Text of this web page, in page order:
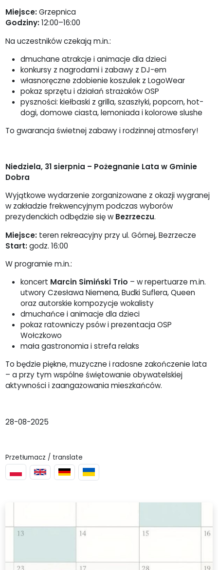
Miejsce:Grzepnica
Godziny:12:00–16:00
Na uczestników czekają m.in.:
dmuchane atrakcje i animacje dla dzieci
konkursy z nagrodami i zabawy z DJ-em
własnoręczne zdobienie koszulek z LogoWear
pokaz sprzętu i działań strażaków OSP
pyszności: kiełbaski z grilla, szaszłyki, popcorn, hot-
dogi, domowe ciasta, lemoniada i kolorowe slushe
To gwarancja świetnej zabawy i rodzinnej atmosfery!
Niedziela, 31 sierpnia – Pożegnanie Lata w Gminie
Dobra
Wyjątkowe wydarzenie zorganizowane z okazji wygranej
w zakładzie frekwencyjnym podczas wyborów
prezydenckich odbędzie się wBezrzeczu.
Miejsce: teren rekreacyjny przy ul. Górnej, Bezrzecze
Start:godz. 16:00
W programie m.in.:
koncert Marcin Simiński Trio – w repertuarze m.in.
utwory Czesława Niemena, Budki Suflera, Queen
oraz autorskie kompozycje wokalisty
dmuchańce i animacje dla dzieci
pokaz ratowniczy psów i prezentacja OSP
Wołczkowo
mała gastronomia i strefa relaks
To będzie piękne, muzyczne i radosne zakończenie lata
– a przy tym wspólne świętowanie obywatelskiej
aktywności i zaangażowania mieszkańców.
28-08-2025
Przetłumacz / translate